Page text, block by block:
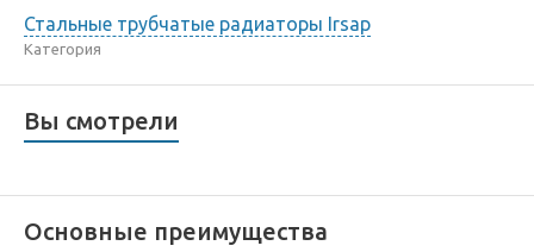
Стальные трубчатые радиаторы Irsap
Категория
Вы смотрели
Основные преимущества